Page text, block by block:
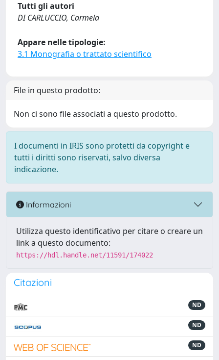
Tutti gli autori
DI CARLUCCIO, Carmela
Appare nelle tipologie:
3.1 Monografia o trattato scientifico
File in questo prodotto:
Non ci sono file associati a questo prodotto.
I documenti in IRIS sono protetti da copyright e
tutti i diritti sono riservati, salvo diversa
indicazione.
Informazioni
Utilizza questo identificativo per citare o creare un
link a questo documento:
https://hdl.handle.net/11591/174022
Citazioni
ND
ND
ND